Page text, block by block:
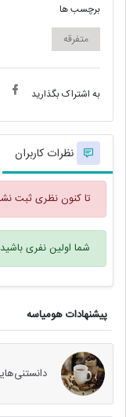
پیشنهادات هومیاسه
برچسب ها
متفرقه
به اشتراک بگذارید
نظرات کاربران
تا کنون نظری ثبت
شما اولین نفری